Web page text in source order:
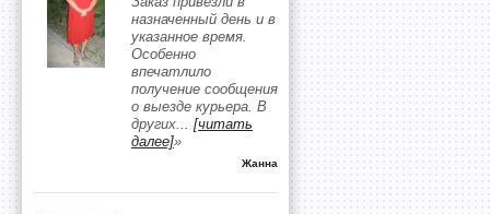
назначенный день и в
указанное время.
Особенно
впечатлило
получение сообщения
о выезде курьера. В
других... [читать
далее]»
Жанна